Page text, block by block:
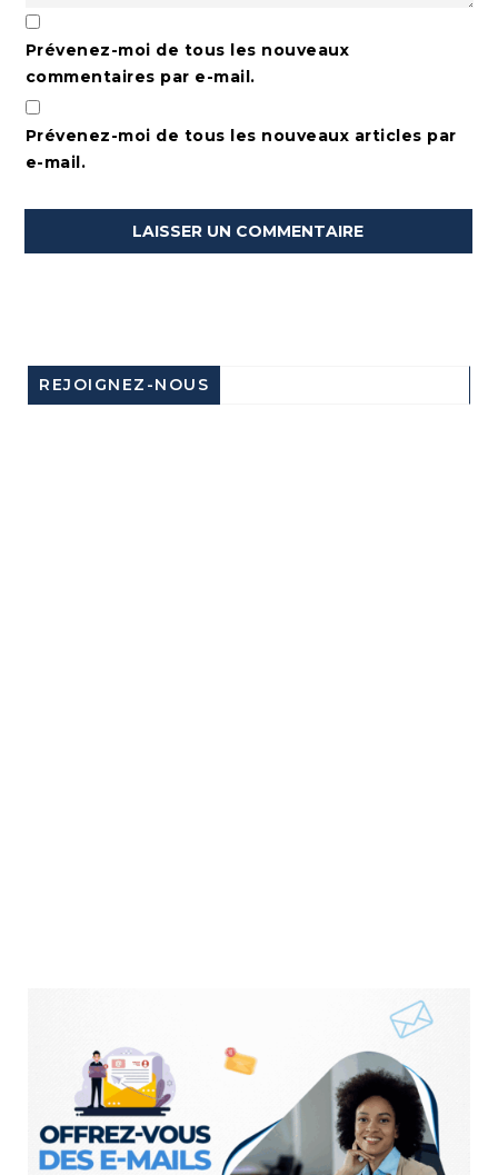
Prévenez-moi de tous les nouveaux
commentaires par e-mail.
Prévenez-moi de tous les nouveaux articles par
e-mail.
REJOIGNEZ-NOUS